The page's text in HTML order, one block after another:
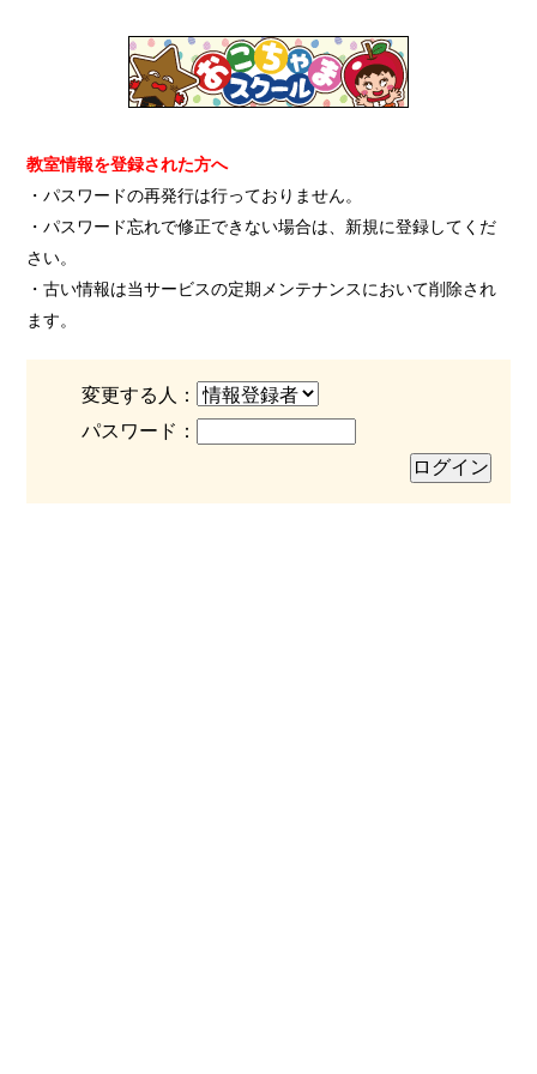
教室情報を登録された方へ
・パスワードの再発行は行っておりません。
・パスワード忘れで修正できない場合は、新規に登録してくだ
さい。
・古い情報は当サービスの定期メンテナンスにおいて削除され
ます。
変更する人：
パスワード：